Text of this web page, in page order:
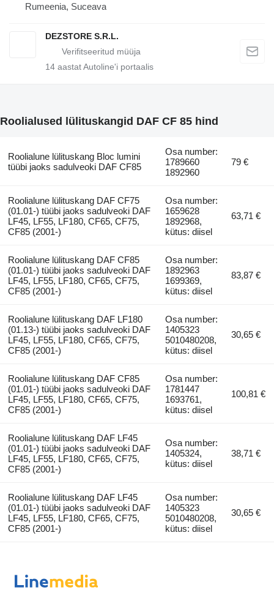
Rumeenia, Suceava
DEZSTORE S.R.L.
14 aastat Autoline'i portaalis
Roolialused lülituskangid DAF CF 85 hind
Roolialune lülituskang Bloc lumini
tüübi jaoks sadulveoki DAF CF85
Osa number:
1789660
1892960
79 €
Roolialune lülituskang DAF CF75
(01.01-) tüübi jaoks sadulveoki DAF
LF45, LF55, LF180, CF65, CF75,
CF85 (2001-)
Osa number:
1659628
1892968,
kütus: diisel
63,71 €
Roolialune lülituskang DAF CF85
(01.01-) tüübi jaoks sadulveoki DAF
LF45, LF55, LF180, CF65, CF75,
CF85 (2001-)
Osa number:
1892963
1699369,
kütus: diisel
83,87 €
Roolialune lülituskang DAF LF180
(01.13-) tüübi jaoks sadulveoki DAF
LF45, LF55, LF180, CF65, CF75,
CF85 (2001-)
Osa number:
1405323
5010480208,
kütus: diisel
30,65 €
Roolialune lülituskang DAF CF85
(01.01-) tüübi jaoks sadulveoki DAF
LF45, LF55, LF180, CF65, CF75,
CF85 (2001-)
Osa number:
1781447
1693761,
kütus: diisel
100,81 €
Roolialune lülituskang DAF LF45
(01.01-) tüübi jaoks sadulveoki DAF
LF45, LF55, LF180, CF65, CF75,
CF85 (2001-)
Osa number:
1405324,
kütus: diisel
38,71 €
Roolialune lülituskang DAF LF45
(01.01-) tüübi jaoks sadulveoki DAF
LF45, LF55, LF180, CF65, CF75,
CF85 (2001-)
Osa number:
1405323
5010480208,
kütus: diisel
30,65 €